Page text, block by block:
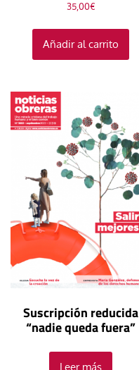
35,00€
Añadir al carrito
Suscripción reducida
“nadie queda fuera”
Leer más